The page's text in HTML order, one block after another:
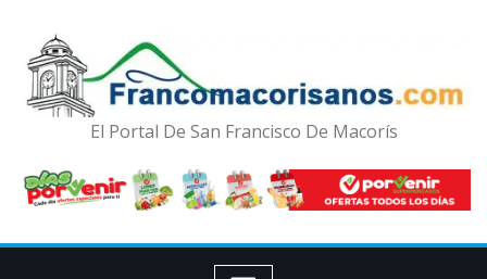
El Portal De San Francisco De Macorís